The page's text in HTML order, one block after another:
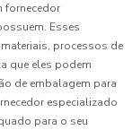
fornecedor
Esses
processos de
que eles podem
de embalagem para
especializado
para o seu